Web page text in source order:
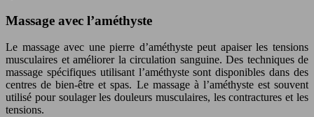
Massage avec l’améthyste
Le massage avec une pierre d’améthyste peut apaiser les tensions
musculaires et améliorer la circulation sanguine. Des techniques de
massage spécifiques utilisant l’améthyste sont disponibles dans des
centres de bien-être et spas. Le massage à l’améthyste est souvent
utilisé pour soulager les douleurs musculaires, les contractures et les
tensions.